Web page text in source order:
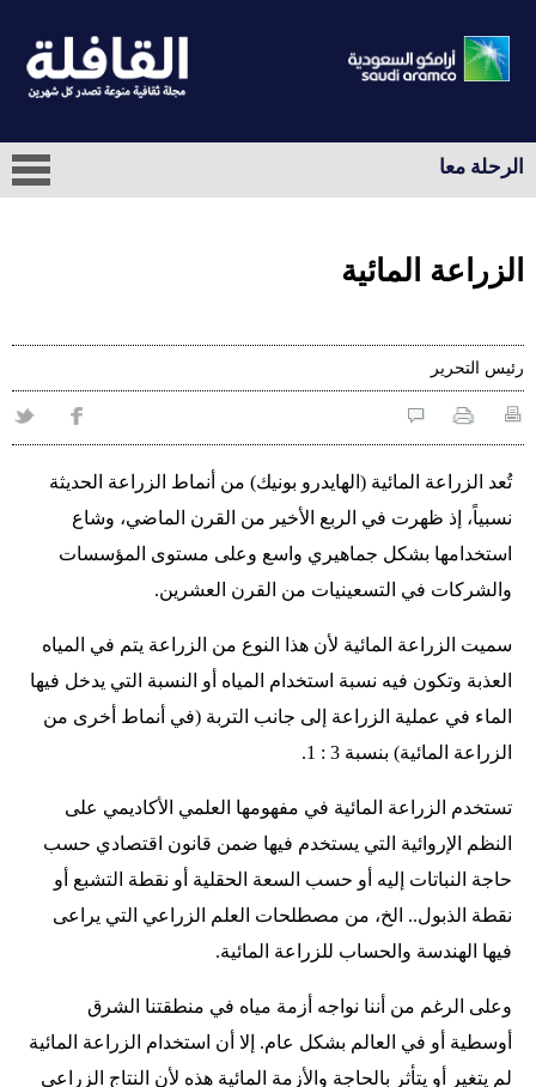
الرحلة معا
الزراعة المائية
رئيس التحرير
تُعد الزراعة المائية (الهايدرو بونيك) من أنماط الزراعة الحديثة
نسبياً، إذ ظهرت في الربع الأخير من القرن الماضي، وشاع
استخدامها بشكل جماهيري واسع وعلى مستوى المؤسسات
والشركات في التسعينيات من القرن العشرين.
سميت الزراعة المائية لأن هذا النوع من الزراعة يتم في المياه
العذبة وتكون فيه نسبة استخدام المياه أو النسبة التي يدخل فيها
الماء في عملية الزراعة إلى جانب التربة (في أنماط أخرى من
الزراعة المائية) بنسبة 3 : 1.
تستخدم الزراعة المائية في مفهومها العلمي الأكاديمي على
النظم الإروائية التي يستخدم فيها ضمن قانون اقتصادي حسب
حاجة النباتات إليه أو حسب السعة الحقلية أو نقطة التشبع أو
نقطة الذبول.. الخ، من مصطلحات العلم الزراعي التي يراعى
فيها الهندسة والحساب للزراعة المائية.
وعلى الرغم من أننا نواجه أزمة مياه في منطقتنا الشرق
أوسطية أو في العالم بشكل عام. إلا أن استخدام الزراعة المائية
لم يتغير أو يتأثر بالحاجة والأزمة المائية هذه لأن النتاج الزراعي